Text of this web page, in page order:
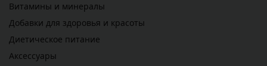
Витамины и минералы
Добавки для здоровья и красоты
Диетическое питание
Аксессуары